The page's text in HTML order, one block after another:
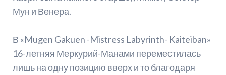
Мун и Венера.
В «Mugen Gakuen -Mistress Labyrinth- Kaiteiban»
16-летняя Меркурий-Манами переместилась
лишь на одну позицию вверх и то благодаря